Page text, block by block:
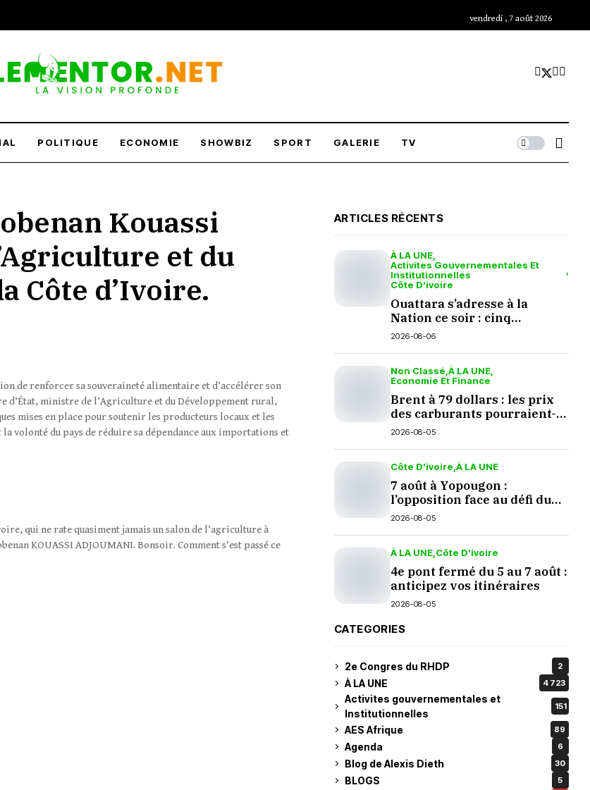
vendredi , 7 août 2026
POLITIQUE ECONOMIE SHOWBIZ SPORT GALERIE TV
Kouassi
et du
Côte d’Ivoire.
de renforcer sa souveraineté alimentaire et d’accélérer son
d’État, ministre de l’Agriculture et du Développement rural,
mises en place pour soutenir les producteurs locaux et les
volonté du pays de réduire sa dépendance aux importations et
qui ne rate quasiment jamais un salon de l’agriculture à
KOUASSI ADJOUMANI. Bonsoir. Comment s’est passé ce
ARTICLES RÉCENTS
À LA UNE
Activites Gouvernementales Et
Institutionnelles
Côte D’ivoire
Ouattara s’adresse à la
Nation ce soir : cinq
questions en suspens
2026-08-06
Non Classé À LA UNE
Economie Et Finance
Brent à 79 dollars : les prix
des carburants pourraient-
ils baisser en septembre ?
2026-08-05
Côte D’ivoire À LA UNE
7 août à Yopougon :
l’opposition face au défi du
dialogue
2026-08-05
À LA UNE Côte D’ivoire
4e pont fermé du 5 au 7 août :
anticipez vos itinéraires
2026-08-05
CATEGORIES
2e Congres du RHDP 2
À LA UNE 4 723
Activites gouvernementales et
Institutionnelles
151
AES Afrique 89
Agenda 6
Blog de Alexis Dieth 30
BLOGS 5